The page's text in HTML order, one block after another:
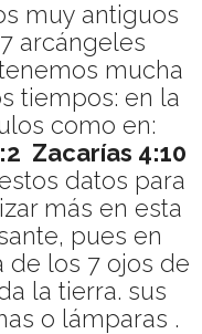
muy antiguos
arcángeles
mucha
tiempos: en la
como en:
Zacarías 4:10
datos para
más en esta
pues en
de los 7 ojos de
la tierra. sus
o lámparas .